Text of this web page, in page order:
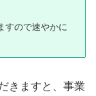
ので速やかに
きますと、事業